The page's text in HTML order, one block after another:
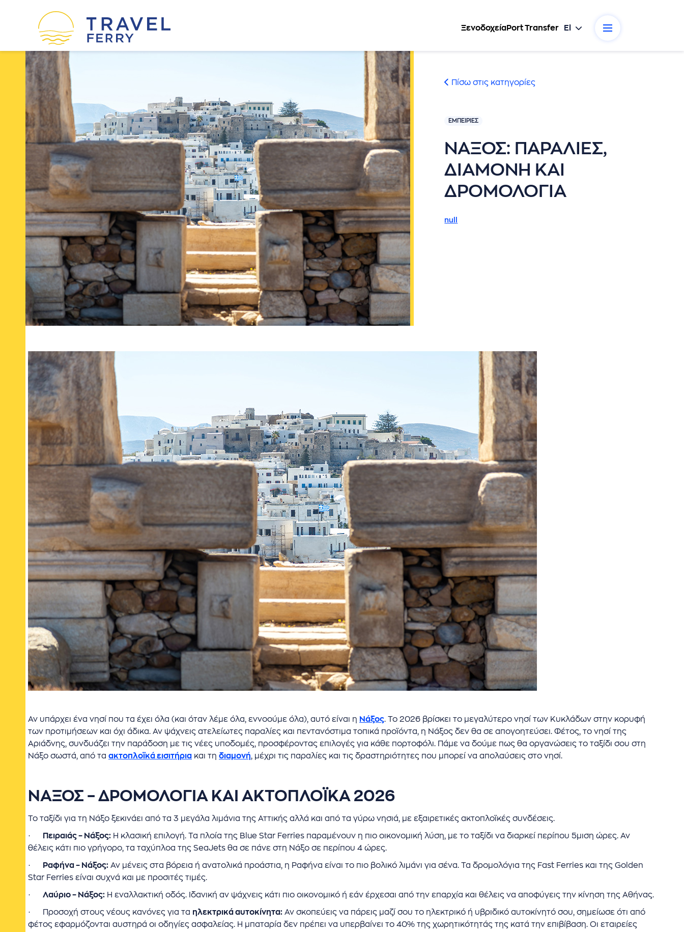
ΞενοδοχείαPort Transfer El
Ακτοπλοϊκές εταιρείες
Η εταιρεία μας Επικοινωνία
Όροι χρήσης Πολιτική απορρήτου
Πολιτική Cookies
Πίσω στις κατηγορίες
ΕΜΠΕΙΡΊΕΣ
ΝΑΞΟΣ: ΠΑΡΑΛΙΕΣ,
ΔΙΑΜΟΝΗ ΚΑΙ
ΔΡΟΜΟΛΟΓΙΑ
null
Αν υπάρχει ένα νησί που τα έχει όλα (και όταν λέμε όλα, εννοούμε όλα), αυτό είναι η Νάξος. Το 2026 βρίσκει το μεγαλύτερο νησί των Κυκλάδων στην κορυφή
των προτιμήσεων και όχι άδικα. Αν ψάχνεις ατελείωτες παραλίες και πεντανόστιμα τοπικά προϊόντα, η Νάξος δεν θα σε απογοητεύσει. Φέτος, το νησί της
Αριάδνης, συνδυάζει την παράδοση με τις νέες υποδομές, προσφέροντας επιλογές για κάθε πορτοφόλι. Πάμε να δούμε πως θα οργανώσεις το ταξίδι σου στη
Νάξο σωστά, από τα ακτοπλοϊκά εισιτήρια και τη διαμονή, μέχρι τις παραλίες και τις δραστηριότητες που μπορεί να απολαύσεις στο νησί.
ΝΑΞΟΣ – ΔΡΟΜΟΛΟΓΙΑ ΚΑΙ ΑΚΤΟΠΛΟΪΚΑ 2026
Το ταξίδι για τη Νάξο ξεκινάει από τα 3 μεγάλα λιμάνια της Αττικής αλλά και από τα γύρω νησιά, με εξαιρετικές ακτοπλοϊκές συνδέσεις.
· Πειραιάς – Νάξος: Η κλασική επιλογή. Τα πλοία της Blue Star Ferries παραμένουν η πιο οικονομική λύση, με το ταξίδι να διαρκεί περίπου 5μιση ώρες. Αν
θέλεις κάτι πιο γρήγορο, τα ταχύπλοα της SeaJets θα σε πάνε στη Νάξο σε περίπου 4 ώρες.
· Ραφήνα – Νάξος: Αν μένεις στα βόρεια ή ανατολικά προάστια, η Ραφήνα είναι το πιο βολικό λιμάνι για σένα. Τα δρομολόγια της Fast Ferries και της Golden
Star Ferries είναι συχνά και με προσιτές τιμές.
· Λαύριο – Νάξος: Η εναλλακτική οδός. Ιδανική αν ψάχνεις κάτι πιο οικονομικό ή εάν έρχεσαι από την επαρχία και θέλεις να αποφύγεις την κίνηση της Αθήνας.
· Προσοχή στους νέους κανόνες για τα ηλεκτρικά αυτοκίνητα: Αν σκοπεύεις να πάρεις μαζί σου το ηλεκτρικό ή υβριδικό αυτοκίνητό σου, σημείωσε ότι από
φέτος εφαρμόζονται αυστηρά οι οδηγίες ασφαλείας. Η μπαταρία δεν πρέπει να υπερβαίνει το 40% της χωρητικότητάς της κατά την επιβίβαση. Οι εταιρείες